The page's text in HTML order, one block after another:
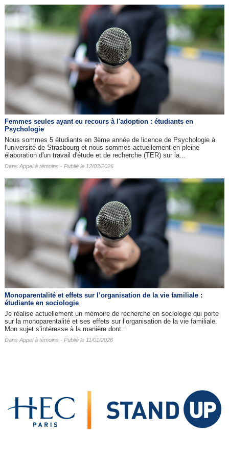
Femmes seules ayant eu recours à l'adoption : étudiants en
Psychologie
Nous sommes 5 étudiants en 3ème année de licence de Psychologie à
l'université de Strasbourg et nous sommes actuellement en pleine
élaboration d'un travail d'étude et de recherche (TER) sur la...
Dans Appel à témoins - Publié le 12/03/2026
Monoparentalité et effets sur l’organisation de la vie familiale :
étudiante en sociologie
Je réalise actuellement un mémoire de recherche en sociologie qui porte
sur la monoparentalité et ses effets sur l’organisation de la vie familiale.
Mon sujet s’intéresse à la manière dont...
Dans Appel à témoins - Publié le 11/01/2026